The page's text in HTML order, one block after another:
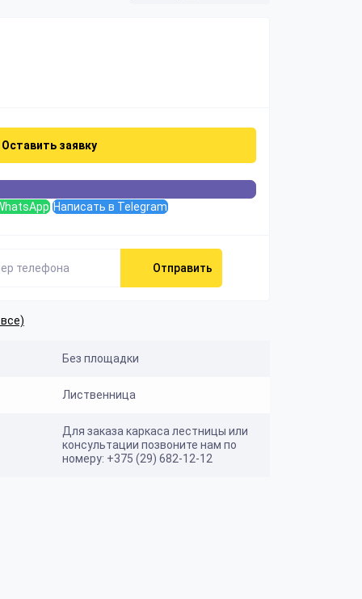
Оставить заявку
Написать в Telegram
Отправить
Без площадки
Лиственница
Для заказа каркаса лестницы или
консультации позвоните нам по
номеру: +375 (29) 682-12-12